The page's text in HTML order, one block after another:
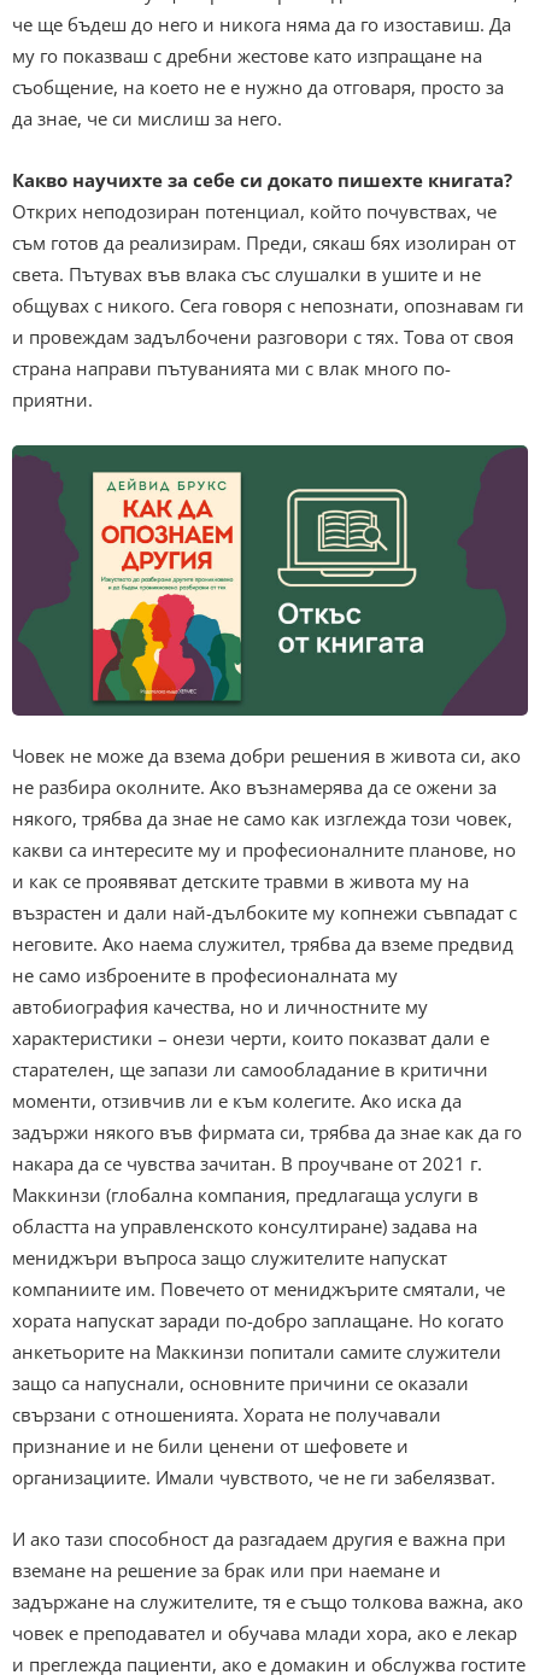
че ще бъдеш до него и никога няма да го изоставиш. Да
му го показваш с дребни жестове като изпращане на
съобщение, на което не е нужно да отговаря, просто за
да знае, че си мислиш за него.
Какво научихте за себе си докато пишехте книгата?
Открих неподозиран потенциал, който почувствах, че
съм готов да реализирам. Преди, сякаш бях изолиран от
света. Пътувах във влака със слушалки в ушите и не
общувах с никого. Сега говоря с непознати, опознавам ги
и провеждам задълбочени разговори с тях. Това от своя
страна направи пътуванията ми с влак много по-
приятни.
Човек не може да взема добри решения в живота си, ако
не разбира околните. Ако възнамерява да се ожени за
някого, трябва да знае не само как изглежда този човек,
какви са интересите му и професионалните планове, но
и как се проявяват детските травми в живота му на
възрастен и дали най-дълбоките му копнежи съвпадат с
неговите. Ако наема служител, трябва да вземе предвид
не само изброените в професионалната му
автобиография качества, но и личностните му
характеристики – онези черти, които показват дали е
старателен, ще запази ли самообладание в критични
моменти, отзивчив ли е към колегите. Ако иска да
задържи някого във фирмата си, трябва да знае как да го
накара да се чувства зачитан. В проучване от 2021 г.
Маккинзи (глобална компания, предлагаща услуги в
областта на управленското консултиране) задава на
мениджъри въпроса защо служителите напускат
компаниите им. Повечето от мениджърите смятали, че
хората напускат заради по-добро заплащане. Но когато
анкетьорите на Маккинзи попитали самите служители
защо са напуснали, основните причини се оказали
свързани с отношенията. Хората не получавали
признание и не били ценени от шефовете и
организациите. Имали чувството, че не ги забелязват.
И ако тази способност да разгадаем другия е важна при
вземане на решение за брак или при наемане и
задържане на служителите, тя е също толкова важна, ако
човек е преподавател и обучава млади хора, ако е лекар
и преглежда пациенти, ако е домакин и обслужва гостите